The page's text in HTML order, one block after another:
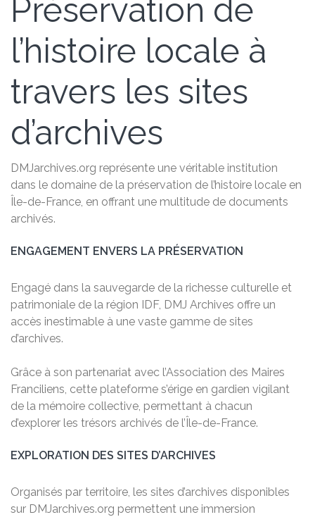
Préservation de
l’histoire locale à
travers les sites
d’archives
DMJarchives.org représente une véritable institution
dans le domaine de la préservation de l’histoire locale en
Île-de-France, en offrant une multitude de documents
archivés.
ENGAGEMENT ENVERS LA PRÉSERVATION
Engagé dans la sauvegarde de la richesse culturelle et
patrimoniale de la région IDF, DMJ Archives offre un
accès inestimable à une vaste gamme de sites
d’archives.
Grâce à son partenariat avec l’Association des Maires
Franciliens, cette plateforme s’érige en gardien vigilant
de la mémoire collective, permettant à chacun
d’explorer les trésors archivés de l’Île-de-France.
EXPLORATION DES SITES D’ARCHIVES
Organisés par territoire, les sites d’archives disponibles
sur DMJarchives.org permettent une immersion